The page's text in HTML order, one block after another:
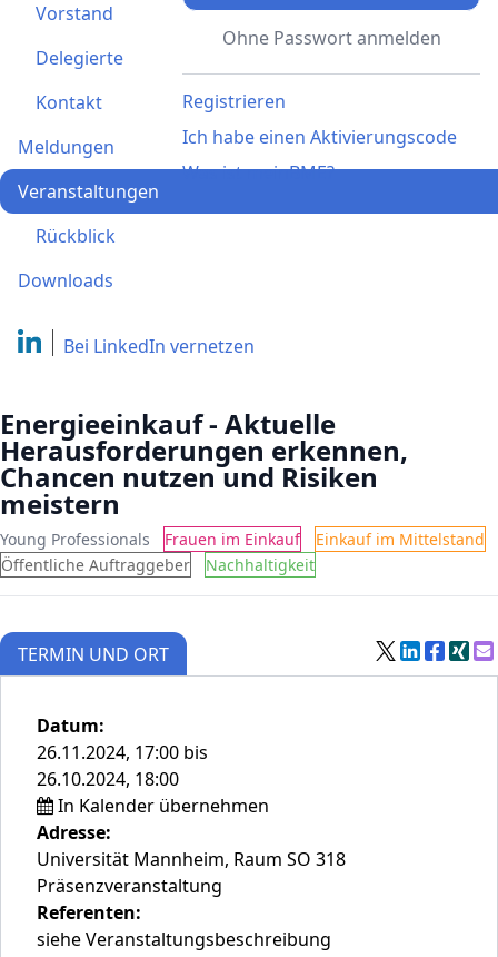
Ohne Passwort anmelden
Registrieren
Ich habe einen Aktivierungscode
Was ist meinBME?
Vorstand
Delegierte
Kontakt
Meldungen
Veranstaltungen
Rückblick
Downloads
Bei LinkedIn vernetzen
Energieeinkauf - Aktuelle
Herausforderungen erkennen,
Chancen nutzen und Risiken
meistern
Young Professionals Frauen im Einkauf
Einkauf im Mittelstand
Öffentliche Auftraggeber
Nachhaltigkeit
TERMIN UND ORT
Datum:
26.11.2024, 17:00 bis
26.10.2024, 18:00
In Kalender übernehmen
Adresse:
Universität Mannheim, Raum SO 318
Präsenzveranstaltung
Referenten:
siehe Veranstaltungsbeschreibung